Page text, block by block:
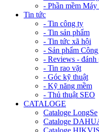
- Phần mềm Máy
Tin tức
- Tin công ty
- Tin sản phẩm
- Tin tức xã hội
- Sản phẩm
- Reviews - đánh
- Tin rao vặt
- Góc kỹ thuật
- Kỹ năng mềm
- Thủ thuật SEO
CATALOGE
Cataloge LongSe
Cataloge
Cataloge